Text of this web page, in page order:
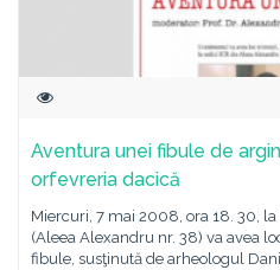
Aventura unei fibule de
orfevreria dacică
Miercuri, 7 mai 2008, ora 18. 30,
(Aleea Alexandru nr. 38) va avea
fibule, susţinută de arheologul